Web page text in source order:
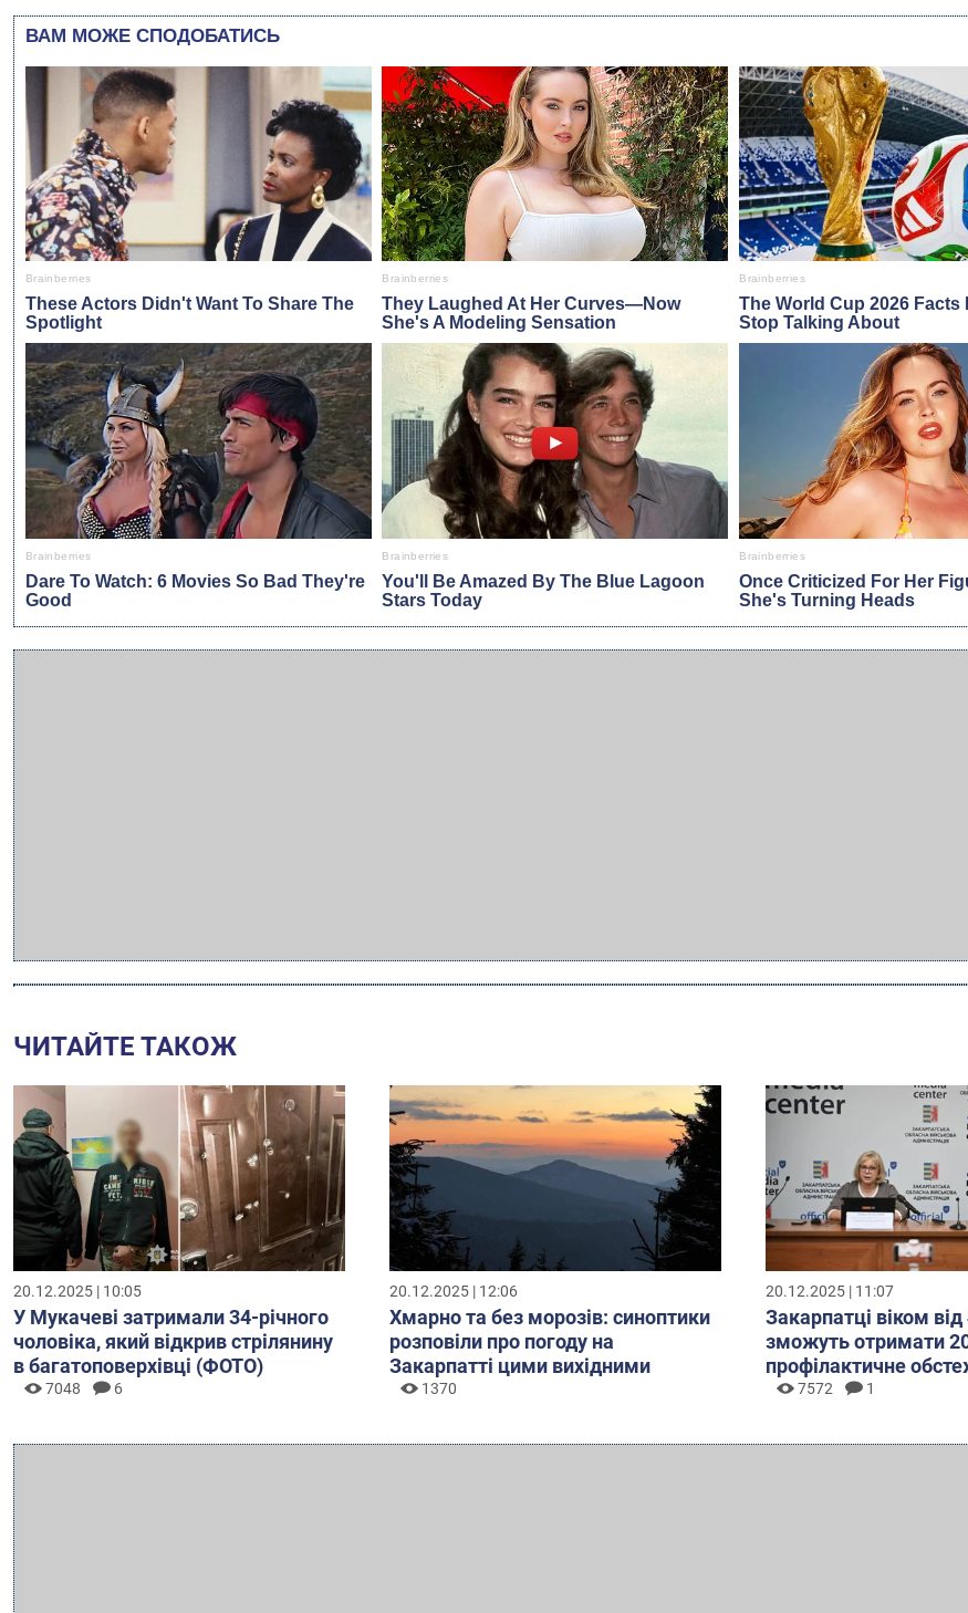
ЧИТАЙТЕ ТАКОЖ
20.12.2025 | 10:05
У Мукачеві затримали 34-річного
чоловіка, який відкрив стрілянину
в багатоповерхівці (ФОТО)
7048 6
20.12.2025 | 12:06
Хмарно та без морозів: синоптики
розповіли про погоду на
Закарпатті цими вихідними
1370
20.12.2025 | 11:07
Закарпатці віком від
зможуть отримати
профілактичне
7572 1